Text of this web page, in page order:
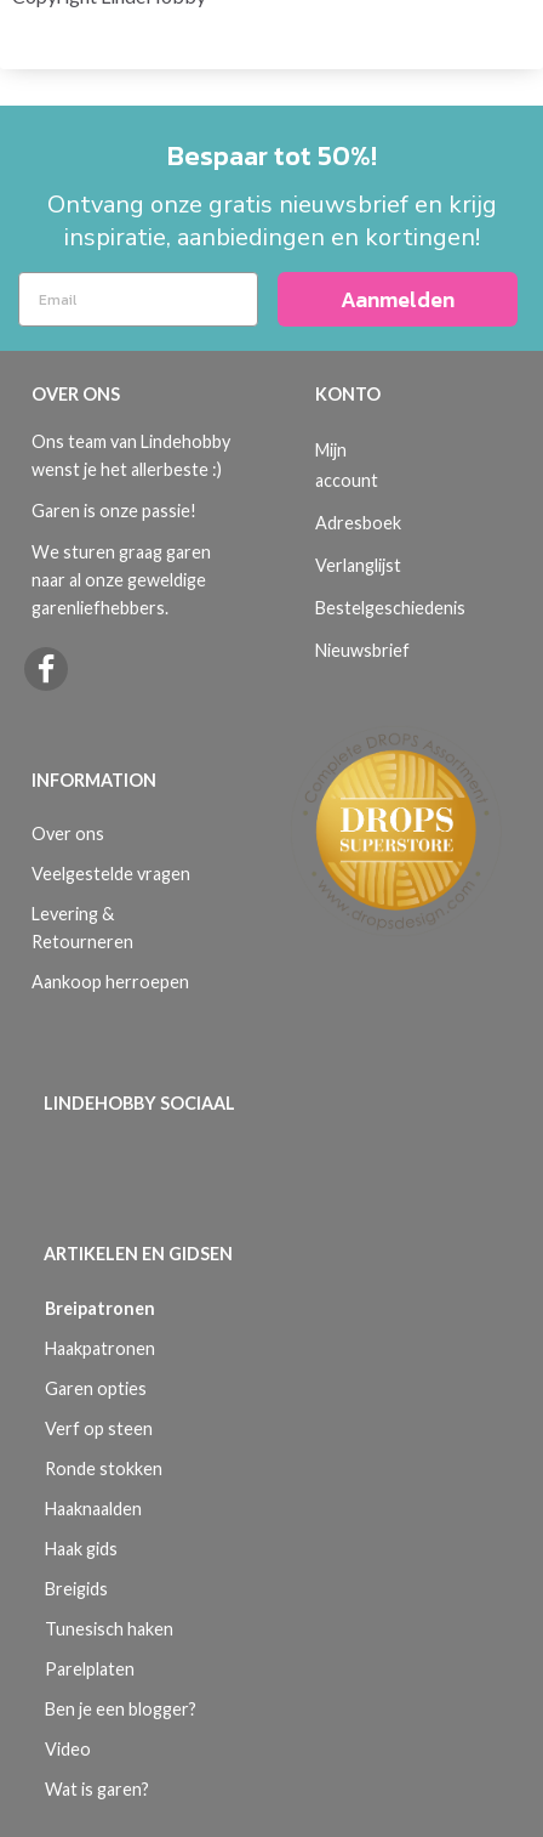
Bespaar tot 50%!
Ontvang onze gratis nieuwsbrief en krijg
inspiratie, aanbiedingen en kortingen!
Aanmelden
OVER ONS
Ons team van Lindehobby
wenst je het allerbeste :)
Garen is onze passie!
We sturen graag garen
naar al onze geweldige
garenliefhebbers.
INFORMATION
Over ons
Veelgestelde vragen
Levering &
Retourneren
Aankoop herroepen
KONTO
Mijn
account
Adresboek
Verlanglijst
Bestelgeschiedenis
Nieuwsbrief
LINDEHOBBY SOCIAAL
ARTIKELEN EN GIDSEN
Breipatronen
Haakpatronen
Garen opties
Verf op steen
Ronde stokken
Haaknaalden
Haak gids
Breigids
Tunesisch haken
Parelplaten
Ben je een blogger?
Video
Wat is garen?